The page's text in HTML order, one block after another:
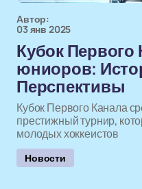
Автор:
03 янв 2025
Кубок Первого
юниоров:
Перспективы
Кубок Первого Канала
престижный турнир,
молодых хоккеистов
Новости